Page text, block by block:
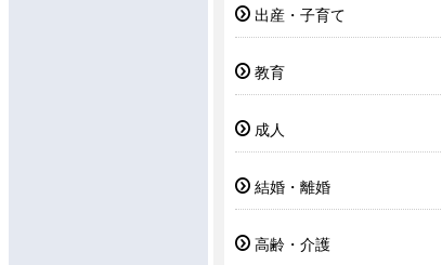
出産・子育て
教育
成人
結婚・離婚
高齢・介護